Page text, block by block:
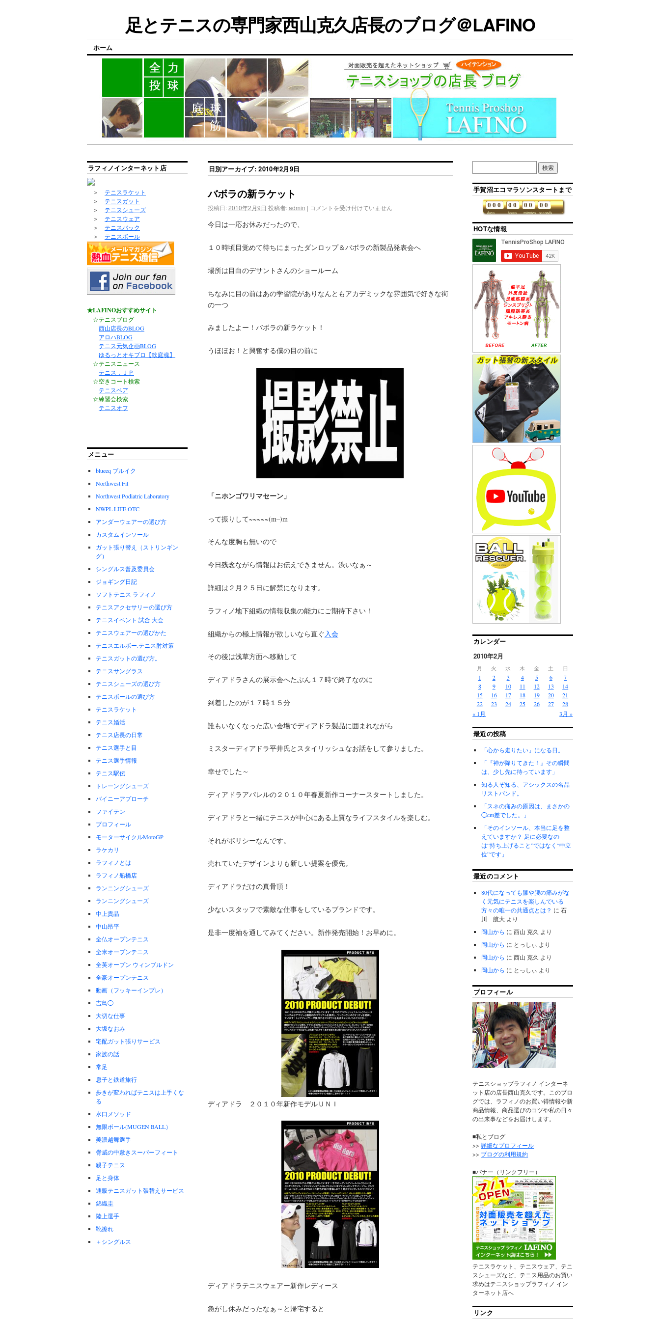
足とテニスの専門家西山克久店長のブログ＠LAFINO
ホーム
日別アーカイブ:2010年2月9日
バボラの新ラケット
投稿日: 2010年2月9日 投稿者: admin | コメントを受け付けていません
今日は一応お休みだったので、
１０時頃目覚めて待ちにまったダンロップ＆バボラの新製品発表会へ
場所は目白のデサントさんのショールーム
ちなみに目の前はあの学習院がありなんともアカデミックな雰囲気で好きな街
の一つ
みましたよー！バボラの新ラケット！
うほほお！と興奮する僕の目の前に
「ニホンゴワリマセーン」
って振りして~~~~~(m–)m
そんな度胸も無いので
今日残念ながら情報はお伝えできません。渋いなぁ～
詳細は２月２５日に解禁になります。
ラフィノ地下組織の情報収集の能力にご期待下さい！
組織からの極上情報が欲しいなら直ぐ 入会
その後は浅草方面へ移動して
ディアドラさんの展示会へたぶん１７時で終了なのに
到着したのが１７時１５分
誰もいなくなった広い会場でディアドラ製品に囲まれながら
ミスターディアドラ平井氏とスタイリッシュなお話をして参りました。
幸せでした～
ディアドラアパレルの２０１０年春夏新作コーナースタートしました。
ディアドラと一緒にテニスが中心にある上質なライフスタイルを楽しむ。
それがポリシーなんです。
売れていたデザインよりも新しい提案を優先。
ディアドラだけの真骨頂！
少ないスタッフで素敵な仕事をしているブランドです。
是非一度袖を通してみてください。新作発売開始！お早めに。
ディアドラ ２０１０年新作モデルＵＮＩ
ディアドラテニスウェアー新作レディース
急がし休みだったなぁ～と帰宅すると
ラフィノインターネット店
＞ テニスラケット
＞ テニスガット
＞ テニスシューズ
＞ テニスウェア
＞ テニスバック
＞ テニスボール
★LAFINOおすすめサイト
☆テニスブログ
西山店長のBLOG
アロハBLOG
テニス元気企画BLOG
ゆるっとオキブロ【軟庭魂】
☆テニスニュース
テニス．ＪＰ
☆空きコート検索
テニスベア
☆練習会検索
テニスオフ
メニュー
blueeq ブルイク
Northwest Fit
Northwest Podiatric Laboratory
NWPL LIFE OTC
アンダーウェアーの選び方
カスタムインソール
ガット張り替え（ストリンギン
グ）
シングルス普及委員会
ジョギング日記
ソフトテニス ラフィノ
テニスアクセサリーの選び方
テニスイベント 試合 大会
テニスウェアーの選びかた
テニスエルボー.テニス肘対策
テニスガットの選び方。
テニスサングラス
テニスシューズの選び方
テニスボールの選び方
テニスラケット
テニス婚活
テニス店長の日常
テニス選手と目
テニス選手情報
テニス駅伝
トレーングシューズ
バイニーアプローチ
ファイテン
プロフィール
モーターサイクルMotoGP
ラケカリ
ラフィノとは
ラフィノ船橋店
ランニングシューズ
ランニングシューズ
中上貴晶
中山昂平
全仏オープンテニス
全米オープンテニス
全英オープン ウィンブルドン
全豪オープンテニス
動画（フッキーインプレ）
吉鳥◯
大切な仕事
大坂なおみ
宅配ガット張りサービス
家族の話
常足
息子と鉄道旅行
歩きが変わればテニスは上手くな
る
水口メソッド
無限ボール(MUGEN BALL）
美濃越舞選手
脅威の中敷きスーパーフィート
親子テニス
足と身体
通販テニスガット張替えサービス
錦織圭
陸上選手
靴擦れ
＋シングルス
手賀沼エコマラソンスタートまで
days
0 0 0
hours
0 0
minutes
0 0
seconds
0 0
HOTな情報
カレンダー
2010年2月
月 火 水 木 金 土 日
« 1月 3月 »
1 2 3 4 5 6
7
8
9 10 11 12 13
14
15
16 17 18 19 20
21
22
23 24 25 26 27 28
最近の投稿
「心から走りたい」になる日。
「『神が降りてきた！』その瞬間
は、少し先に待っています」
知る人ぞ知る、アシックスの名品
リストバンド。
「スネの痛みの原因は、まさかの
◯cm差でした。」
「そのインソール、本当に足を整
えていますか？ 足に必要なの
は“持ち上げること”ではなく“中立
位”です」
最近のコメント
80代になっても膝や腰の痛みがな
く元気にテニスを楽しんでいる
方々の唯一の共通点とは？ に石
川 航大 より
岡山から に西山 克久 より
岡山から に とっしぃ より
岡山から に西山 克久 より
岡山から に とっしぃ より
プロフィール
テニスショップラフィノ インターネ
ット店の店長西山克久です。このブロ
グでは、ラフィノのお買い得情報や新
商品情報、商品選びのコツや私の日々
の出来事などをお届けします。
■私とブログ
>>詳細なプロフィール
>> ブログの利用規約
■バナー（リンクフリー）
テニスラケット、テニスウェア、テニ
スシューズなど、テニス用品のお買い
求めはテニスショップラフィノ イン
ターネット店へ
リンク